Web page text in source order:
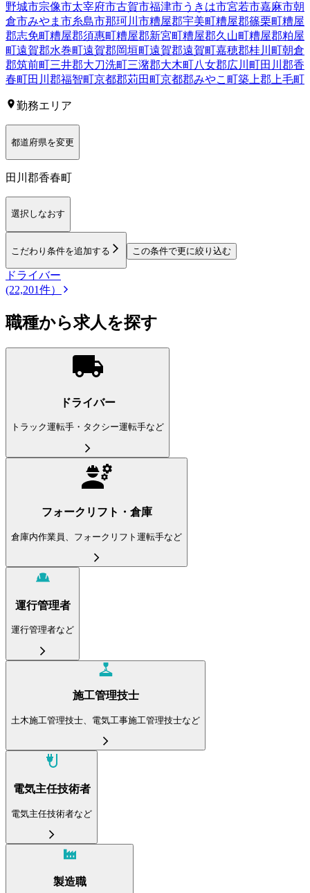
野城市宗像市太宰府市古賀市福津市うきは市宮若市嘉麻市朝
倉市みやま市糸島市那珂川市糟屋郡宇美町 糟屋郡篠栗町 糟屋
郡志免町 糟屋郡須惠町 糟屋郡新宮町 糟屋郡久山町 糟屋郡粕屋
町 遠賀郡水巻町 遠賀郡岡垣町 遠賀郡遠賀町 嘉穂郡桂川町 朝倉
郡筑前町 三井郡大刀洗町 三潴郡大木町 八女郡広川町
田川郡香
春町
田川郡福智町 京都郡苅田町 京都郡みやこ町 築上郡上毛町
勤務エリア
都道府県を変更
田川郡香春町
選択しなおす
こだわり条件を追加する この条件で更に絞り込む
ドライバー
(22,201件）
職種から求人を探す
ドライバー
トラック運転手・タクシー運転手など
フォークリフト・倉庫
倉庫内作業員、フォークリフト運転手など
運行管理者
運行管理者など
施工管理技士
土木施工管理技士、電気工事施工管理技士など
電気主任技術者
電気主任技術者など
製造職